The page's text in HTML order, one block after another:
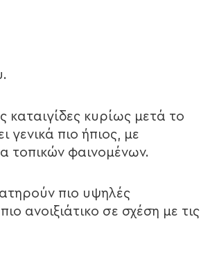
καταιγίδες κυρίως μετά το
γενικά πιο ήπιος, με
τοπικών φαινομένων.
πιο υψηλές
ανοιξιάτικο σε σχέση με τις